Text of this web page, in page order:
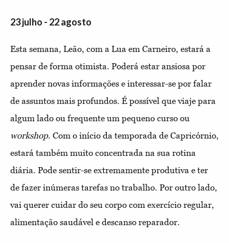
23 julho - 22 agosto
Esta semana, Leão, com a Lua em Carneiro, estará a
pensar de forma otimista. Poderá estar ansiosa por
aprender novas informações e interessar-se por falar
de assuntos mais profundos. É possível que viaje para
algum lado ou frequente um pequeno curso ou
workshop. Com o início da temporada de Capricórnio,
estará também muito concentrada na sua rotina
diária. Pode sentir-se extremamente produtiva e ter
de fazer inúmeras tarefas no trabalho. Por outro lado,
vai querer cuidar do seu corpo com exercício regular,
alimentação saudável e descanso reparador.